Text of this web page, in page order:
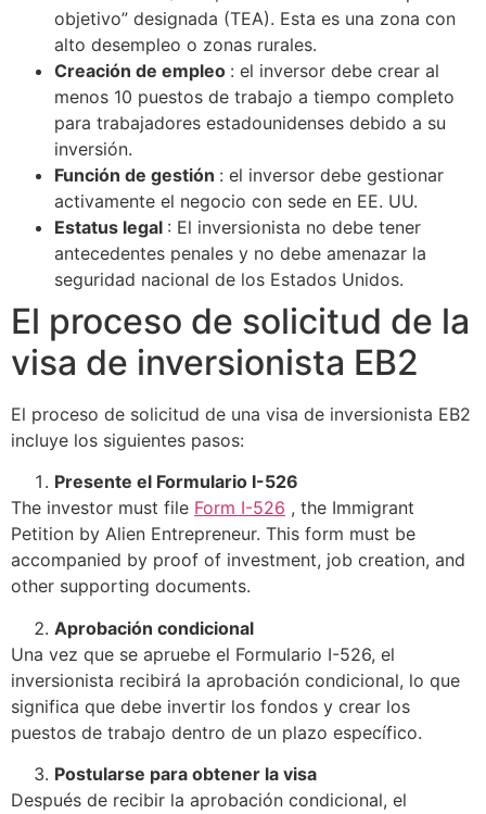
objetivo” designada (TEA). Esta es una zona con
alto desempleo o zonas rurales.
Creación de empleo : el inversor debe crear al
menos 10 puestos de trabajo a tiempo completo
para trabajadores estadounidenses debido a su
inversión.
Función de gestión : el inversor debe gestionar
activamente el negocio con sede en EE. UU.
Estatus legal : El inversionista no debe tener
antecedentes penales y no debe amenazar la
seguridad nacional de los Estados Unidos.
El proceso de solicitud de la
visa de inversionista EB2
El proceso de solicitud de una visa de inversionista EB2
incluye los siguientes pasos:
Presente el Formulario I-526
The investor must file Form I-526 , the Immigrant
Petition by Alien Entrepreneur. This form must be
accompanied by proof of investment, job creation, and
other supporting documents.
Aprobación condicional
Una vez que se apruebe el Formulario I-526, el
inversionista recibirá la aprobación condicional, lo que
significa que debe invertir los fondos y crear los
puestos de trabajo dentro de un plazo específico.
Postularse para obtener la visa
Después de recibir la aprobación condicional, el